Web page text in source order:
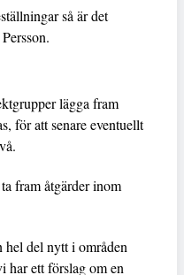
så är det
lägga fram
för att senare eventuellt
fram åtgärder inom
hel del nytt i områden
har ett förslag om en